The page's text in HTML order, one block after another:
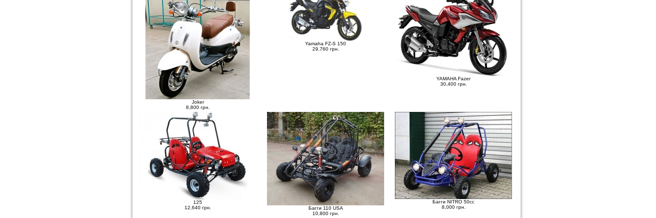
Joker
8,800 грн.
Yamaha FZ-S 150
29,760 грн.
YAMAHA Fazer
30,400 грн.
125
12,640 грн.
Багги 110 USA
10,800 грн.
Багги NITRO 50cc
8,000 грн.